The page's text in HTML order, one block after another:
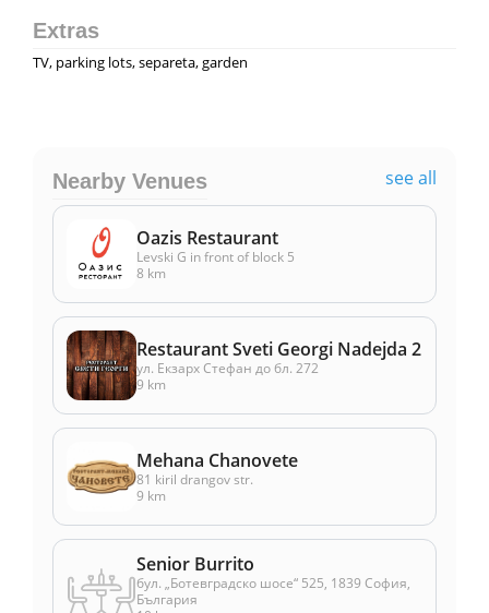
Extras
TV, parking lots, separeta, garden
Nearby Venues see all
Oazis Restaurant
Levski G in front of block 5
8 km
Restaurant Sveti Georgi Nadejda 2
ул. Екзарх Стефан до бл. 272
9 km
Mehana Chanovete
81 kiril drangov str.
9 km
Senior Burrito
бул. „Ботевградско шосе“ 525, 1839 София,
България